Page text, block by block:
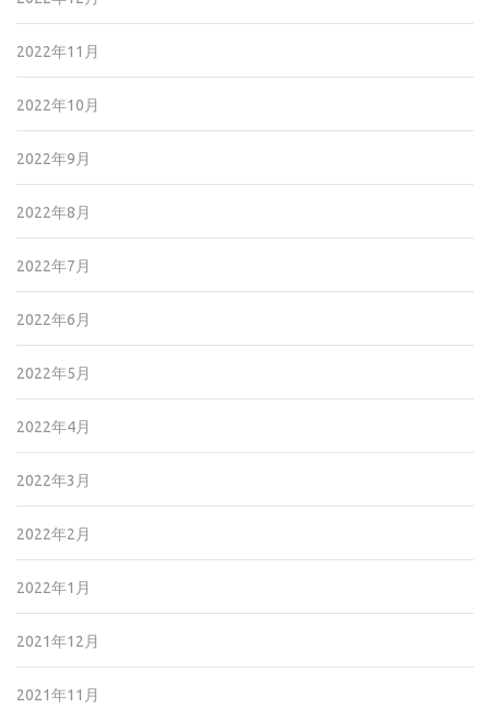
2022年11月
2022年10月
2022年9月
2022年8月
2022年7月
2022年6月
2022年5月
2022年4月
2022年3月
2022年2月
2022年1月
2021年12月
2021年11月